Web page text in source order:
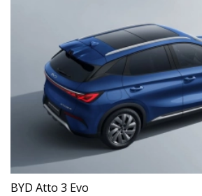
BYD Atto 3 Evo